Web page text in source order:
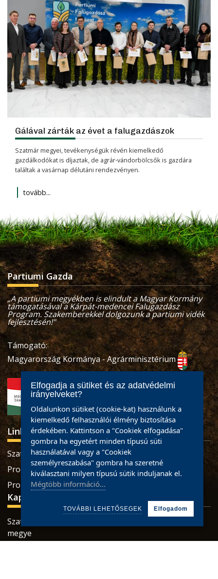
Gálával zárták az évet a falugazdászok
Szatmár megyei, tevékenységük révén kiemelkedő
gazdálkodókat is díjaztak, de agrár-vándorbölcsők is gazdára
találtak a vasárnap délutáni rendezvényen.
tovább...
Partiumi Gazda
„A partiumi megyékben is elindult a Magyar Kormány
támogatásával a Kárpát-medencei Falugazdász
Program. Szakemberekkel dolgozunk a partiumi vidék
fejlesztésén!"
Támogató:
Magyarország Kormánya - Agrárminisztérium
Linkek
Szatmári termékek
Produse sătmărene
Pro Economica Alapítvány
Kapcsolat
Szatmárnémeti, Retezatului utca, 32 szám, Szatmár
megye
Elfogadja a sütiket és az adatvédelmi
irányelveket?
Oldalunkon sütiket (cookie-kat) használunk a
kiemelkedő felhasználói élmény biztosítása
érdekében. Kattintson a "Cookiek elfogadása"
gombra ha egyetért minden típusú süti
használatával vagy a "Cookiek
személyreszabása" gombra ha szeretné
kiválasztani milyen típusú sütik induljanak el.
Mégtöbb információ...
TOVÁBBI LEHETŐSEGEK Elfogadom